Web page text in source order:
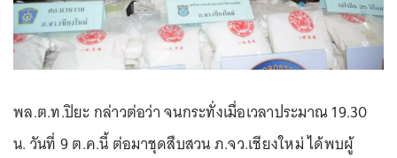
พล.ต.ท.ปิยะ กล่าวต่อว่า จนกระทั่งเมื่อเวลาประมาณ 19.30
น. วันที่ 9 ต.ค.นี้ ต่อมาชุดสืบสวน ภ.จว.เชียงใหม่ ได้พบผู้